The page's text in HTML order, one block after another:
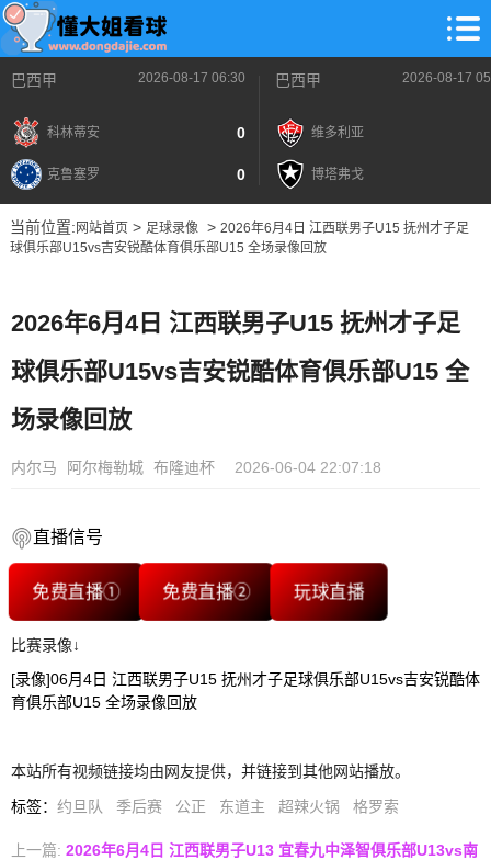
巴西甲 2026-08-17 06:30
科林蒂安 0
克鲁塞罗 0
巴西甲 2026-08-17
维多利亚
博塔弗戈
当前位置: 网站首页> 足球录像 > 2026年6月4日 江西联男子U15 抚州才子足
球俱乐部U15vs吉安锐酷体育俱乐部U15 全场录像回放
2026年6月4日 江西联男子U15 抚州才子足
球俱乐部U15vs吉安锐酷体育俱乐部U15 全
场录像回放
内尔马 阿尔梅勒城 布隆迪杯 2026-06-04 22:07:18
直播信号
免费直播① 免费直播② 玩球直播
比赛录像↓
[录像]06月4日 江西联男子U15 抚州才子足球俱乐部U15vs吉安锐酷体
育俱乐部U15 全场录像回放
本站所有视频链接均由网友提供，并链接到其他网站播放。
标签： 约旦队 季后赛 公正 东道主 超辣火锅 格罗索
上一篇: 2026年6月4日 江西联男子U13 宜春九中泽智俱乐部U13vs南